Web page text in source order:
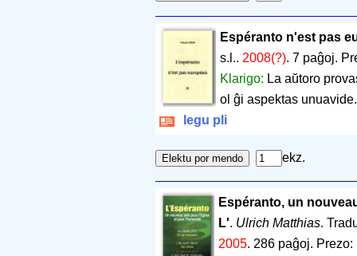
Espéranto n'est pas
s.l.. 2008(?). 7 paĝoj.
Klarigo: La aŭtoro
ol ĝi aspektas unuavide.
legu pli
ekz.
Espéranto, un
L'. Ulrich Matthias.
2005. 286 paĝoj. Prezo: